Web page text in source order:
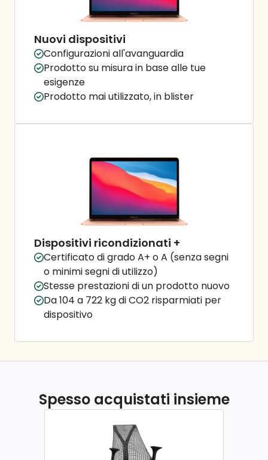
Nuovi dispositivi
Configurazioni all'avanguardia
Prodotto su misura in base alle tue
esigenze
Prodotto mai utilizzato, in blister
Dispositivi ricondizionati +
Certificato di grado A+ o A (senza segni
o minimi segni di utilizzo)
Stesse prestazioni di un prodotto nuovo
Da 104 a 722 kg di CO2 risparmiati per
dispositivo
Spesso acquistati insieme